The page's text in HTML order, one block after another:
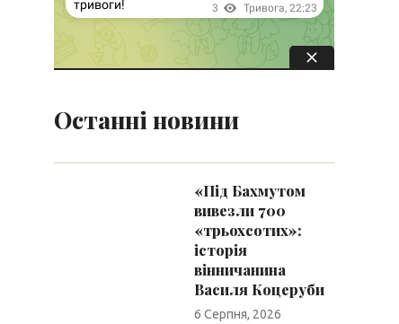
Останні новини
«Під Бахмутом
вивезли 700
«трьохсотих»:
історія
вінничанина
Василя Коцеруби
6 Серпня, 2026